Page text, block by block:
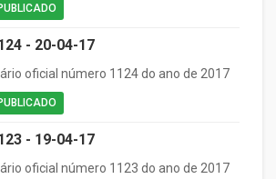
- 20-04-17
oficial número 1124 do ano de 2017
- 19-04-17
oficial número 1123 do ano de 2017